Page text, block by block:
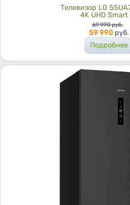
Телевизор LG
4K UHD Smart
Цена
69 990 руб.
59 990 руб.
Подробнее